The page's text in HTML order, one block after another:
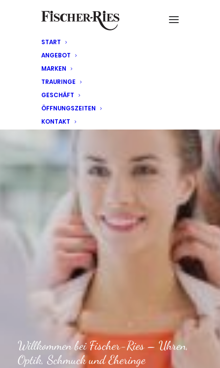
START
ANGEBOT
MARKEN
TRAURINGE
GESCHÄFT
ÖFFNUNGSZEITEN
KONTAKT
Willkommen bei Fischer-Ries – Uhren,
Optik, Schmuck und Eheringe